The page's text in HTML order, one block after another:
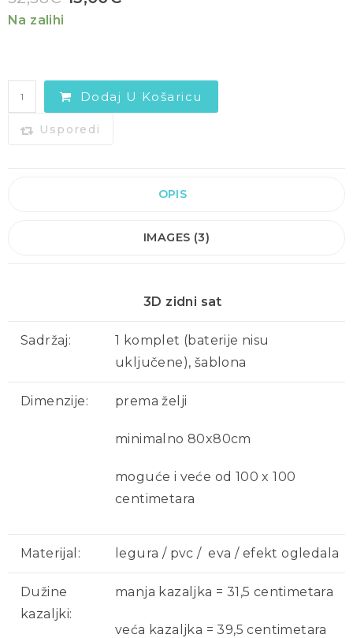
Na zalihi
Dodaj U Košaricu
Usporedi
OPIS
IMAGES (3)
3D zidni sat
Sadržaj:
1 komplet (baterije nisu
uključene), šablona
Dimenzije: prema želji
minimalno 80x80cm
moguće i veće od 100 x 100
centimetara
Materijal: legura / pvc / eva / efekt ogledala
Dužine
kazaljki:
manja kazaljka = 31,5 centimetara
veća kazaljka = 39,5 centimetara